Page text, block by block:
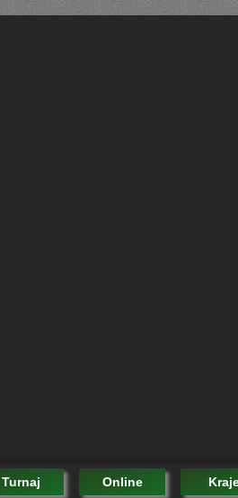
Turnaj Online